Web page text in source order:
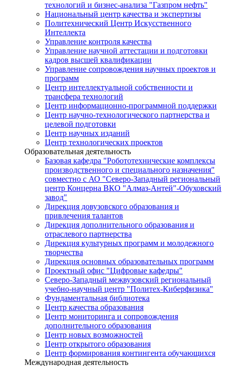
технологий и бизнес-анализа "Газпром нефть"
Национальный центр качества и экспертизы
Политехнический Центр Искусственного
Интеллекта
Управление контроля качества
Управление научной аттестации и подготовки
кадров высшей квалификации
Управление сопровождения научных проектов и
программ
Центр интеллектуальной собственности и
трансфера технологий
Центр информационно-программной поддержки
Центр научно-технологического партнерства и
целевой подготовки
Центр научных изданий
Центр технологических проектов
Образовательная деятельность
Базовая кафедра "Робототехнические комплексы
производственного и специального назначения"
совместно с АО "Северо-Западный региональный
центр Концерна ВКО "Алмаз-Антей"-Обуховский
завод"
Дирекция довузовского образования и
привлечения талантов
Дирекция дополнительного образования и
отраслевого партнерства
Дирекция культурных программ и молодежного
творчества
Дирекция основных образовательных программ
Проектный офис "Цифровые кафедры"
Северо-Западный межвузовский региональный
учебно-научный центр "Политех-Киберфизика"
Фундаментальная библиотека
Центр качества образования
Центр мониторинга и сопровождения
дополнительного образования
Центр новых возможностей
Центр открытого образования
Центр формирования контингента обучающихся
Международная деятельность